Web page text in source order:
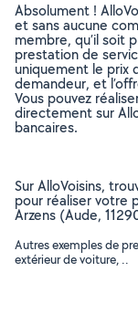
Absolument !
et sans aucune
membre, qu’il soit
prestation de
uniquement le prix
demandeur, et
Vous pouvez
directement sur
bancaires.
Sur AlloVoisins,
pour réaliser votre
Arzens (Aude,
Autres exemples de
extérieur de voiture, ..